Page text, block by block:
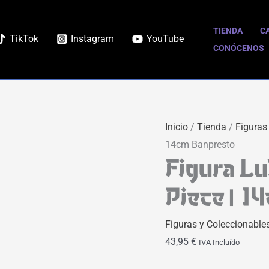
TikTok Instagram YouTube
TIENDA
CONÓCENOS
Inicio /Tienda /
14cm Banpresto
Figura
Piece |
Figuras y
43,95€ IVA Incluído
The
|
|
14cm
Banpresto
cantidad